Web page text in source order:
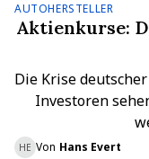
AUTOHERSTELLER
Aktienkurse:
Die Krise
Investoren
HE Von Hans Evert